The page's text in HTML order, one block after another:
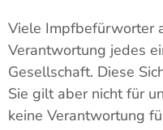
Viele Impfbefürworter
Verantwortung jedes
Gesellschaft. Diese
Sie gilt aber nicht für
keine Verantwortung